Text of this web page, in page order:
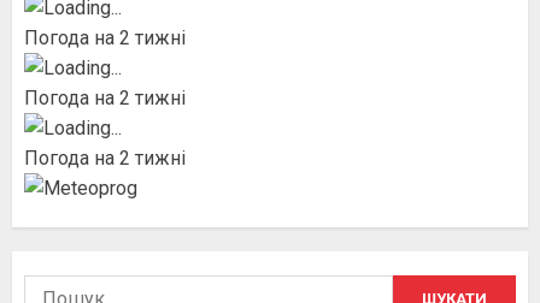
Погода на 2 тижні
Погода на 2 тижні
Погода на 2 тижні
Пошук: